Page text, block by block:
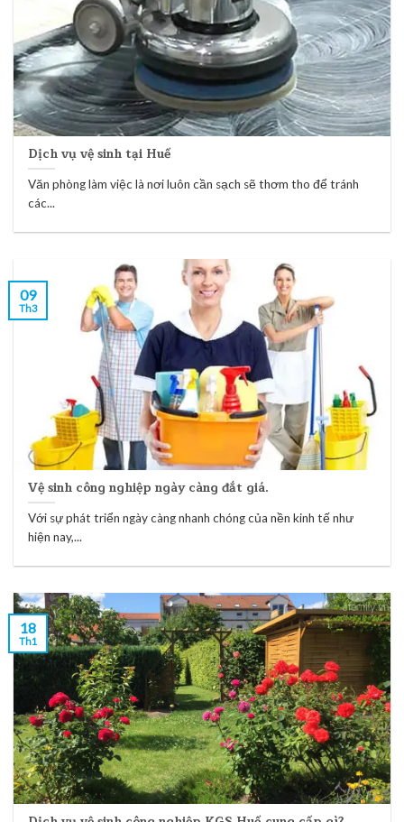
Dịch vụ vệ sinh tại Huế
Văn phòng làm việc là nơi luôn cần sạch sẽ thơm tho để tránh
các...
Vệ sinh công nghiệp ngày càng đắt giá.
Với sự phát triển ngày càng nhanh chóng của nền kinh tế như
hiện nay,...
09
Th3
18
Th1